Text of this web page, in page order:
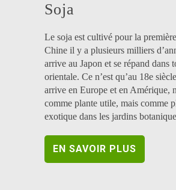
Soja
Le soja est cultivé pour la
Chine il y a plusieurs milliers
arrive au Japon et se répand dans
orientale. Ce n’est qu’au 18e
arrive en Europe et en Amérique,
comme plante utile, mais comme
exotique dans les jardins
EN SAVOIR PLUS